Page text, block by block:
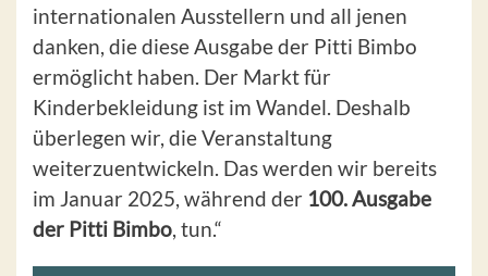
internationalen Ausstellern und all jenen
danken, die diese Ausgabe der Pitti Bimbo
ermöglicht haben. Der Markt für
Kinderbekleidung ist im Wandel. Deshalb
überlegen wir, die Veranstaltung
weiterzuentwickeln. Das werden wir bereits
im Januar 2025, während der 100. Ausgabe
der Pitti Bimbo, tun.“